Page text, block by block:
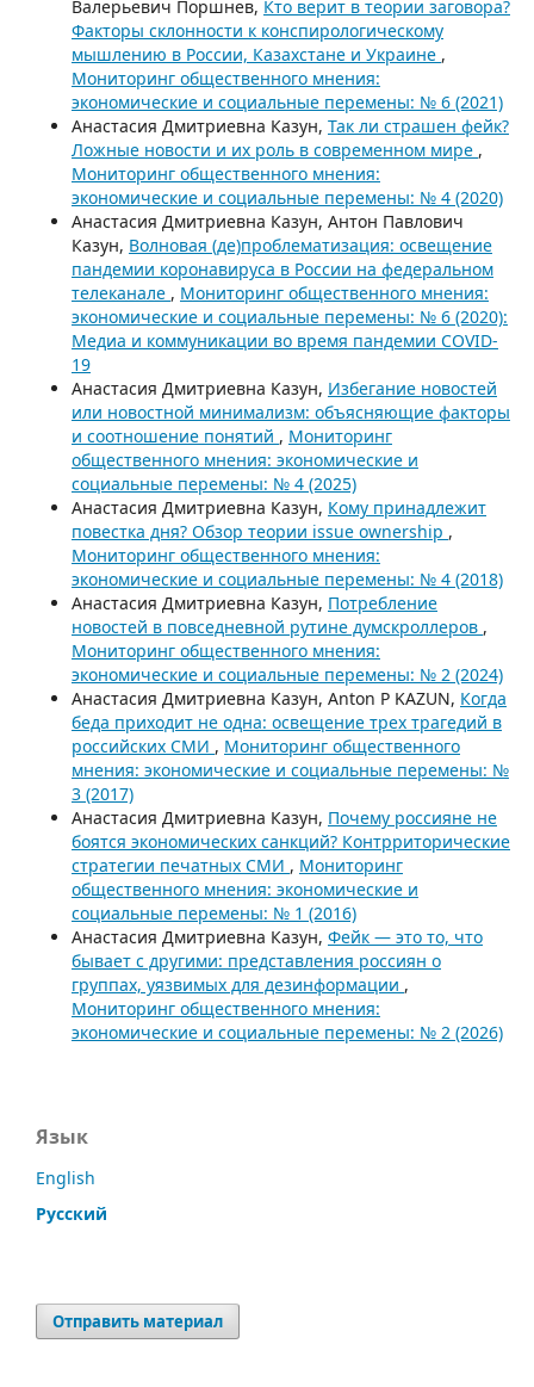
Валерьевич Поршнев, Кто верит в теории заговора?
Факторы склонности к конспирологическому
мышлению в России, Казахстане и Украине ,
Мониторинг общественного мнения:
экономические и социальные перемены: № 6 (2021)
Анастасия Дмитриевна Казун, Так ли страшен фейк?
Ложные новости и их роль в современном мире ,
Мониторинг общественного мнения:
экономические и социальные перемены: № 4 (2020)
Анастасия Дмитриевна Казун, Антон Павлович
Казун, Волновая (де)проблематизация: освещение
пандемии коронавируса в России на федеральном
телеканале , Мониторинг общественного мнения:
экономические и социальные перемены: № 6 (2020):
Медиа и коммуникации во время пандемии COVID-
19
Анастасия Дмитриевна Казун, Избегание новостей
или новостной минимализм: объясняющие факторы
и соотношение понятий , Мониторинг
общественного мнения: экономические и
социальные перемены: № 4 (2025)
Анастасия Дмитриевна Казун, Кому принадлежит
повестка дня? Обзор теории issue ownership ,
Мониторинг общественного мнения:
экономические и социальные перемены: № 4 (2018)
Анастасия Дмитриевна Казун, Потребление
новостей в повседневной рутине думскроллеров ,
Мониторинг общественного мнения:
экономические и социальные перемены: № 2 (2024)
Анастасия Дмитриевна Казун, Anton P KAZUN, Когда
беда приходит не одна: освещение трех трагедий в
российских СМИ , Мониторинг общественного
мнения: экономические и социальные перемены: №
3 (2017)
Анастасия Дмитриевна Казун, Почему россияне не
боятся экономических санкций? Контрриторические
стратегии печатных СМИ , Мониторинг
общественного мнения: экономические и
социальные перемены: № 1 (2016)
Анастасия Дмитриевна Казун, Фейк — это то, что
бывает с другими: представления россиян о
группах, уязвимых для дезинформации ,
Мониторинг общественного мнения:
экономические и социальные перемены: № 2 (2026)
Язык
English
Русский
Отправить материал